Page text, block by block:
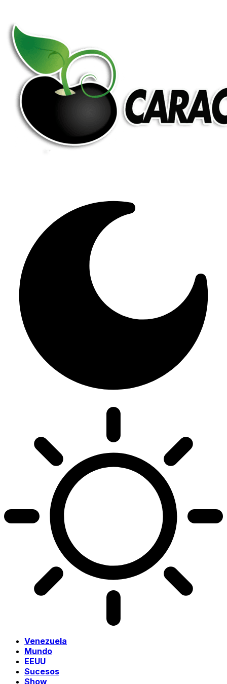
Venezuela
Mundo
EEUU
Sucesos
Show